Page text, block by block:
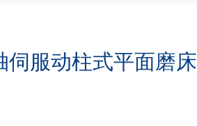
伺服动柱式平面磨床